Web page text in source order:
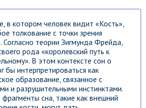
в котором человек видит «Кость»,
толкование с точки зрения
Согласно теории Зигмунда Фрейда,
рода «королевский путь к
В этом контексте сон о
бы интерпретироваться как
образование, связанное с
и разрушительными инстинктами.
сна, такие как внешний